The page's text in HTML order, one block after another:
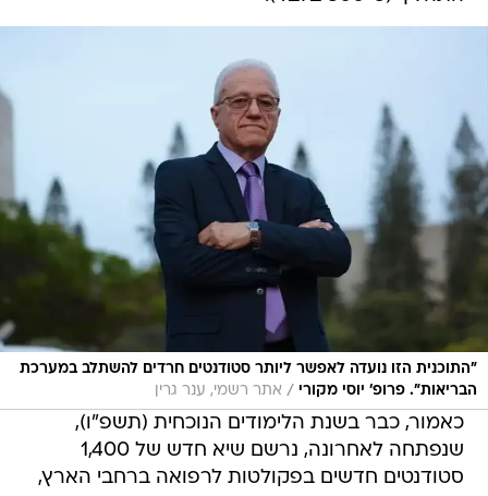
"התוכנית הזו נועדה לאפשר ליותר סטודנטים חרדים להשתלב במערכת
הבריאות". פרופ' יוסי מקורי
/ אתר רשמי, ענר גרין
כאמור, כבר בשנת הלימודים הנוכחית (תשפ"ו),
סטודנטים חדשים בפקולטות לרפואה ברחבי הארץ,
זאת בהתאם ליעדים שהוגדרו.רפורמת "יציב"
מ-2019 חסמה את הדרך לקבלת רישיון רפואה